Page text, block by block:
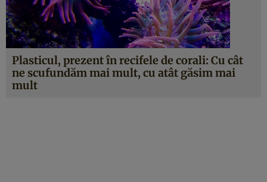
Plasticul, prezent în recifele de corali: Cu cât
ne scufundăm mai mult, cu atât găsim mai
mult